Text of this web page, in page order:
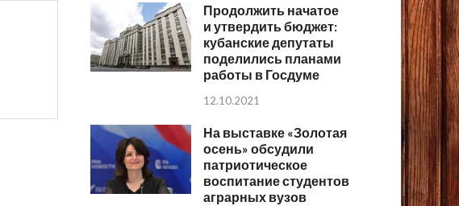
Продолжить начатое
и утвердить бюджет:
кубанские депутаты
поделились планами
работы в Госдуме
12.10.2021
На выставке «Золотая
осень» обсудили
патриотическое
воспитание студентов
аграрных вузов